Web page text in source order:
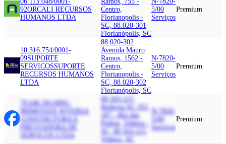
92ORCALI RECURSOS
HUMANOS LTDA
Centro,
Florianopolis -
SC, 88.020-301
Florianópolis, SC
5/00
Serviços
Premium
10.316.754/0001-
09SUPORTE
SERVICOSSUPORTE
RECURSOS HUMANOS
LTDA
88.020-302
Avenida Mauro
Ramos, 1562 -
Centro,
Florianopolis -
SC, 88.020-302
Florianópolis, SC
N-7820-
5/00
Serviços
Premium
79.646.501/0001-
08
IMOVEIS WVERSA
CONSTRUTORA E
PRESTADORA DE
89.563-215
Rodovia SC 355,
107 - Rio das
Pedras, Videira -
SC, 89.563-215
Videira, SC
N-7820-
5/00
Serviços
Premium